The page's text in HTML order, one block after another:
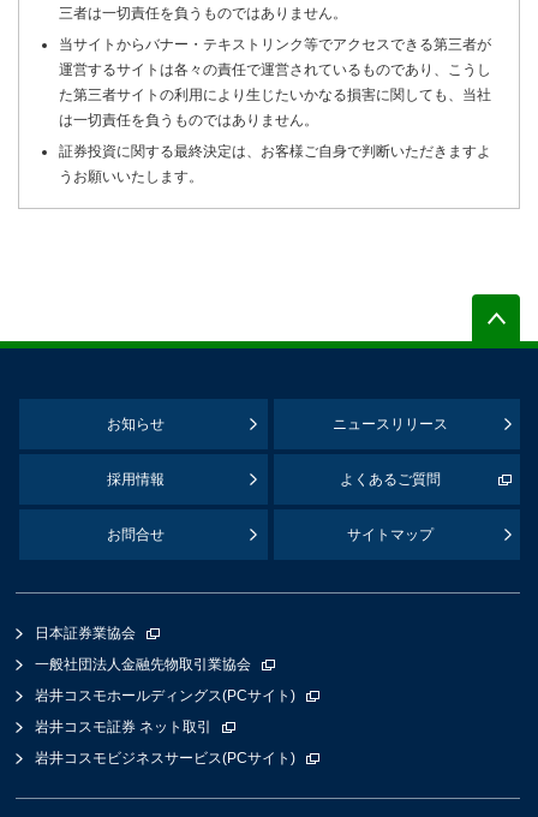
三者は一切責任を負うものではありません。
当サイトからバナー・テキストリンク等でアクセスできる第三者が
運営するサイトは各々の責任で運営されているものであり、こうし
た第三者サイトの利用により生じたいかなる損害に関しても、当社
は一切責任を負うものではありません。
証券投資に関する最終決定は、お客様ご自身で判断いただきますよ
うお願いいたします。
お知らせ ニュースリリース
採用情報 よくあるご質問
お問合せ サイトマップ
日本証券業協会
一般社団法人金融先物取引業協会
岩井コスモホールディングス(PCサイト)
岩井コスモ証券 ネット取引
岩井コスモビジネスサービス(PCサイト)